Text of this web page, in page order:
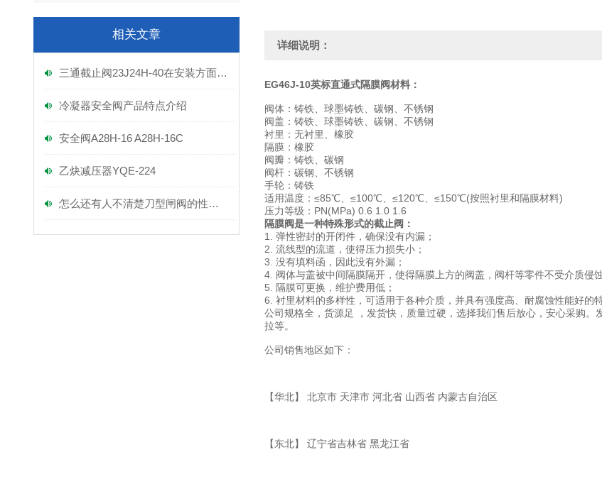
相关文章
三通截止阀23J24H-40在安装方面有着以下技巧
冷凝器安全阀产品特点介绍
安全阀A28H-16 A28H-16C
乙炔减压器YQE-224
怎么还有人不清楚刀型闸阀的性能呢？
详细说明：
EG46J-10英标直通式隔膜阀材料：
阀体：铸铁、球墨铸铁、碳钢、不锈钢
阀盖：铸铁、球墨铸铁、碳钢、不锈钢
衬里：无衬里、橡胶
隔膜：橡胶
阀瓣：铸铁、碳钢
阀杆：碳钢、不锈钢
手轮：铸铁
适用温度：≤85℃、≤100℃、≤120℃、≤150℃(按照衬里和隔膜材料)
压力等级：PN(MPa) 0.6 1.0 1.6
隔膜阀是一种特殊形式的截止阀：
1. 弹性密封的开闭件，确保没有内漏；
2. 流线型的流道，使得压力损失小；
3. 没有填料函，因此没有外漏；
4. 阀体与盖被中间隔膜隔开，使得隔膜上方的阀盖，阀杆等零件不受介质侵
5. 隔膜可更换，维护费用低；
6. 衬里材料的多样性，可适用于各种介质，并具有强度高、耐腐蚀性能好的特
公司规格全，货源足 ，发货快，质量过硬，选择我们售后放心，安心采购
拉等。
公司销售地区如下：
【华北】 北京市 天津市 河北省 山西省 内蒙古自治区
【东北】 辽宁省吉林省 黑龙江省